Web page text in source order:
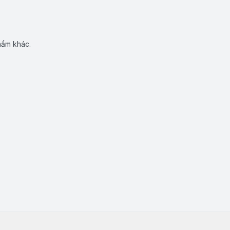
khác.